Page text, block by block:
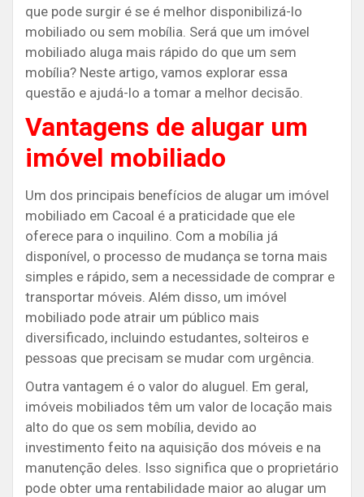
que pode surgir é se é melhor disponibilizá-lo
mobiliado ou sem mobília. Será que um imóvel
mobiliado aluga mais rápido do que um sem
mobília? Neste artigo, vamos explorar essa
questão e ajudá-lo a tomar a melhor decisão.
Vantagens de alugar um
imóvel mobiliado
Um dos principais benefícios de alugar um imóvel
mobiliado em Cacoal é a praticidade que ele
oferece para o inquilino. Com a mobília já
disponível, o processo de mudança se torna mais
simples e rápido, sem a necessidade de comprar e
transportar móveis. Além disso, um imóvel
mobiliado pode atrair um público mais
diversificado, incluindo estudantes, solteiros e
pessoas que precisam se mudar com urgência.
Outra vantagem é o valor do aluguel. Em geral,
imóveis mobiliados têm um valor de locação mais
alto do que os sem mobília, devido ao
investimento feito na aquisição dos móveis e na
manutenção deles. Isso significa que o proprietário
pode obter uma rentabilidade maior ao alugar um